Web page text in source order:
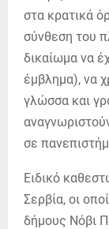
στα κρατικά
σύνθεση του
δικαίωμα να
έμβλημα), να
γλώσσα και
σε
Ειδικό
Σερβία, οι
δήμους Νόβι